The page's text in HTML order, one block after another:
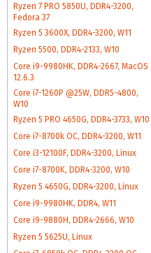
Ryzen 7 PRO 5850U, DDR4-3200,
Fedora 37
Ryzen 5 3600X, DDR4-3200, W11
Ryzen 5500, DDR4-2133, W10
Core i9-9980HK, DDR4-2667, MacOS
12.6.3
Core i7-1260P @25W, DDR5-4800,
W10
Ryzen 5 PRO 4650G, DDR4-3733, W10
Core i7-8700k OC, DDR4-3200, W11
Core i3-12100F, DDR4-3200, Linux
Core i7-8700K, DDR4-3200, W10
Ryzen 5 4650G, DDR4-3200, Linux
Core i9-9980HK, DDR4, W11
Core i9-9880H, DDR4-2666, W10
Ryzen 5 5625U, Linux